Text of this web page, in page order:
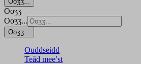
Ooʒʒ
Ooʒʒ...
Ooʒʒ...
Ouddseidd
Teâđ meeʹst